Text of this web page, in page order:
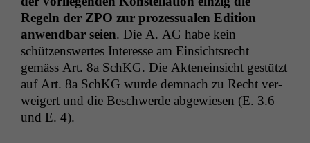
Regeln der ZPO zur prozes­sualen Edi­tion
anwend­bar seien. Die A. AG habe kein
schützenswertes Inter­esse am Ein­sicht­srecht
gemäss Art. 8a SchKG. Die Aktenein­sicht gestützt
auf Art. 8a SchKG wurde dem­nach zu Recht ver­
weigert und die Beschw­erde abgewiesen (E. 3.6
und E. 4).